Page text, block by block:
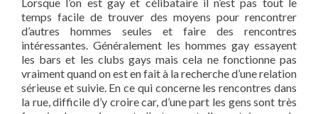
temps facile de trouver des moyens pour rencontrer
d’autres hommes seules et faire des rencontres
intéressantes. Généralement les hommes gay essayent
les bars et les clubs gays mais cela ne fonctionne pas
vraiment quand on est en fait à la recherche d’une relation
sérieuse et suivie. En ce qui concerne les rencontres dans
la rue, difficile d’y croire car, d’une part les gens sont très